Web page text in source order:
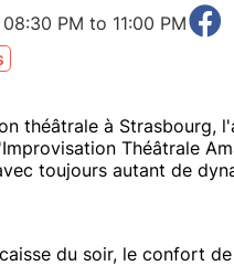
PM to 11:00 PM
théâtrale à Strasbourg,
Théâtrale
toujours autant de
du soir, le confort